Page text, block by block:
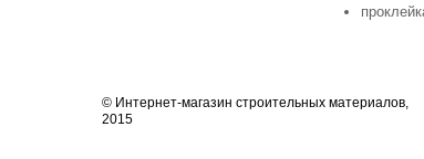
© Интернет-магазин строительных материалов,
2015